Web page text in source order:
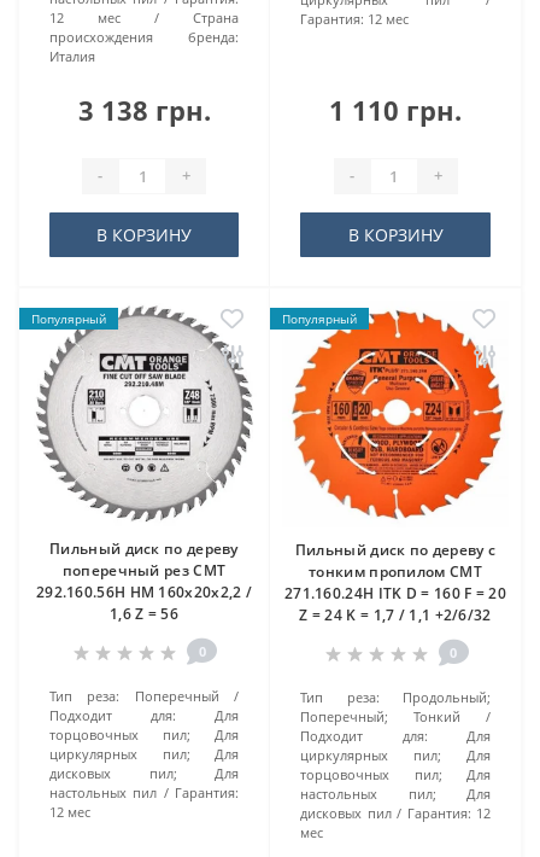
12 мес
Страна
происхождения бренда:
Италия
3 138 грн.
- +
В КОРЗИНУ
Гарантия: 12 мес
1 110 грн.
- +
В КОРЗИНУ
Популярный
Пильный диск по дереву
поперечный рез CMT
292.160.56H HM 160x20x2,2 /
1,6 Z = 56
0
Тип реза:
Поперечный
Подходит для:
Для
торцовочных пил; Для
циркулярных пил; Для
дисковых пил; Для
настольных пил
Гарантия:
12 мес
Популярный
Пильный диск по дереву с
тонким пропилом CMT
271.160.24H ITK D = 160 F = 20
Z = 24 K = 1,7 / 1,1 +2/6/32
0
Тип реза:
Продольный;
Поперечный; Тонкий
Подходит для:
Для
циркулярных пил; Для
торцовочных пил; Для
настольных пил; Для
дисковых пил
Гарантия: 12
мес